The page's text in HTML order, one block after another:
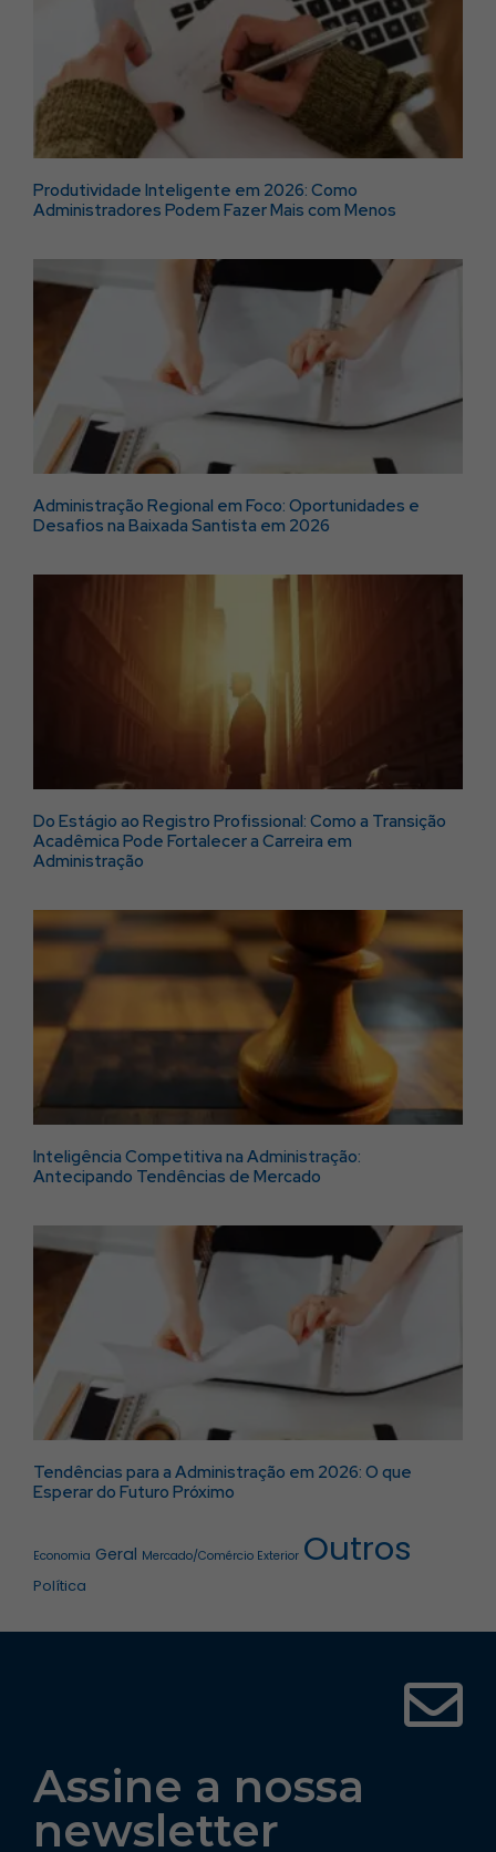
Produtividade Inteligente em 2026: Como
Administradores Podem Fazer Mais com Menos
Administração Regional em Foco: Oportunidades e
Desafios na Baixada Santista em 2026
Do Estágio ao Registro Profissional: Como a Transição
Acadêmica Pode Fortalecer a Carreira em
Administração
Inteligência Competitiva na Administração:
Antecipando Tendências de Mercado
Tendências para a Administração em 2026: O que
Esperar do Futuro Próximo
Economia Geral Mercado/Comércio Exterior Outros
Política
Assine a nossa
newsletter